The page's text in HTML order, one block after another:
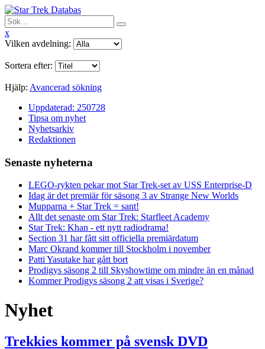
x
Vilken avdelning:
Sortera efter:
Hjälp: Avancerad sökning
Uppdaterad: 250728
Tipsa om nyhet
Nyhetsarkiv
Redaktionen
Senaste nyheterna
LEGO-rykten pekar mot Star Trek-set av USS Enterprise-D
Idag är det premiär för säsong 3 av Strange New Worlds
Mupparna + Star Trek = sant!
Allt det senaste om Star Trek: Starfleet Academy
Star Trek: Khan - ett nytt radiodrama!
Section 31 har fått sitt officiella premiärdatum
Marc Okrand kommer till Stockholm i november
Patti Yasutake har gått bort
Prodigys säsong 2 till Skyshowtime om mindre än en månad
Kommer Prodigys säsong 2 att visas i Sverige?
Nyhet
Trekkies kommer på svensk DVD